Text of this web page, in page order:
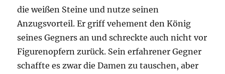
die weißen Steine und nutze seinen
Anzugsvorteil. Er griff vehement den König
seines Gegners an und schreckte auch nicht vor
Figurenopfern zurück. Sein erfahrener Gegner
schaffte es zwar die Damen zu tauschen, aber